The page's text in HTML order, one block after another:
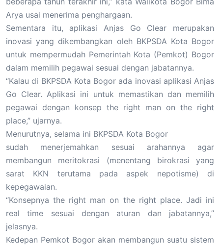
Arya usai menerima penghargaan.
Sementara itu, aplikasi Anjas Go Clear merupakan
inovasi yang dikembangkan oleh BKPSDA Kota Bogor
untuk mempermudah Pemerintah Kota (Pemkot) Bogor
dalam memilih pegawai sesuai dengan jabatannya.
“Kalau di BKPSDA Kota Bogor ada inovasi aplikasi Anjas
Go Clear. Aplikasi ini untuk memastikan dan memilih
pegawai dengan konsep the right man on the right
place,” ujarnya.
Menurutnya, selama ini BKPSDA Kota Bogor
sudah menerjemahkan sesuai arahannya agar
membangun meritokrasi (menentang birokrasi yang
sarat KKN terutama pada aspek nepotisme) di
kepegawaian.
“Konsepnya the right man on the right place. Jadi ini
real time sesuai dengan aturan dan jabatannya,”
jelasnya.
Kedepan Pemkot Bogor akan membangun suatu sistem